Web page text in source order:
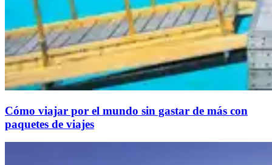
Cómo viajar por el mundo sin gastar de más con
paquetes de viajes